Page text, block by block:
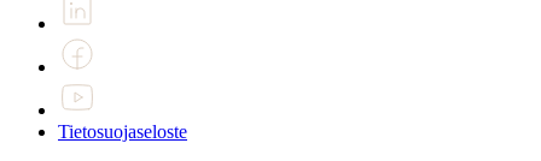
Tietosuojaseloste